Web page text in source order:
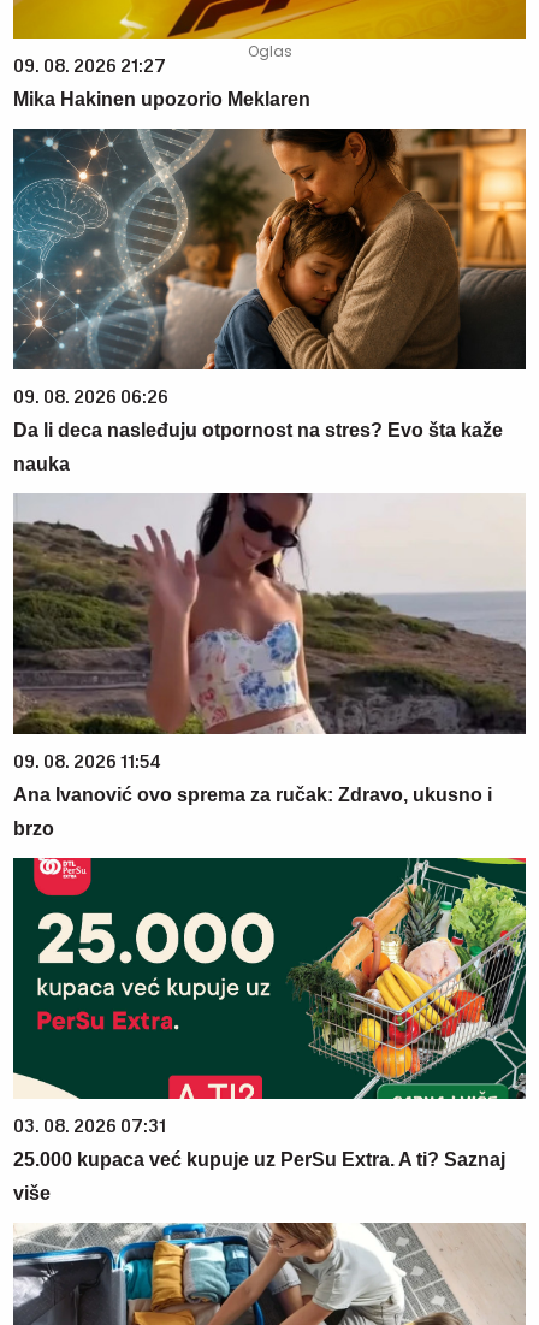
09. 08. 2026 21:27
Mika Hakinen upozorio Meklaren
09. 08. 2026 06:26
Da li deca nasleđuju otpornost na stres? Evo šta kaže
nauka
09. 08. 2026 11:54
Ana Ivanović ovo sprema za ručak: Zdravo, ukusno i
brzo
03. 08. 2026 07:31
25.000 kupaca već kupuje uz PerSu Extra. A ti? Saznaj
više